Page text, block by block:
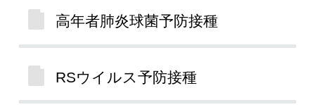
高年者肺炎球菌予防接種
RSウイルス予防接種